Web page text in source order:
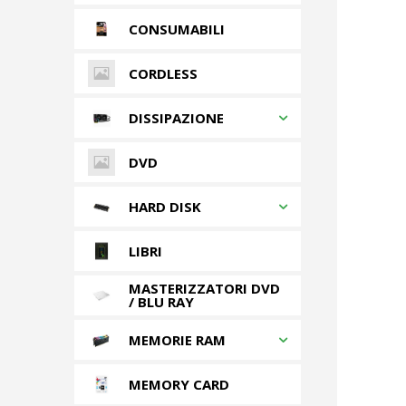
CONSUMABILI
CORDLESS
DISSIPAZIONE
DVD
HARD DISK
LIBRI
MASTERIZZATORI DVD
/ BLU RAY
MEMORIE RAM
MEMORY CARD